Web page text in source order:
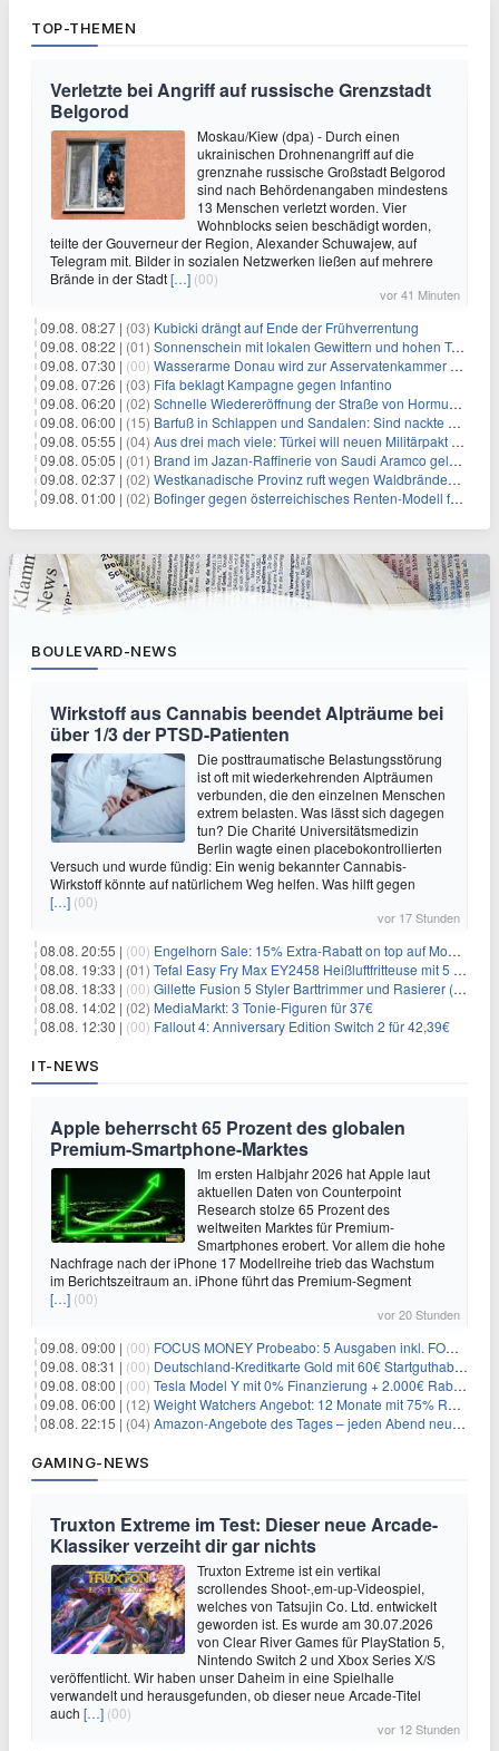
TOP-THEMEN
Verletzte bei Angriff auf russische Grenzstadt
Belgorod
Moskau/Kiew (dpa) - Durch einen
ukrainischen Drohnenangriff auf die
grenznahe russische Großstadt Belgorod
sind nach Behördenangaben mindestens
13 Menschen verletzt worden. Vier
Wohnblocks seien beschädigt worden,
teilte der Gouverneur der Region, Alexander Schuwajew, auf
Telegram mit. Bilder in sozialen Netzwerken ließen auf mehrere
Brände in der Stadt[…] (00)
vor 41 Minuten
09.08. 08:27 | (03) Kubicki drängt auf Ende der Frühverrentung
09.08. 08:22 | (01) Sonnenschein mit lokalen Gewittern und hohen Temperaturen
09.08. 07:30 | (00) Wasserarme Donau wird zur Asservatenkammer der Geschichte
09.08. 07:26 | (03) Fifa beklagt Kampagne gegen Infantino
09.08. 06:20 | (02) Schnelle Wiedereröffnung der Straße von Hormus ungewiss
09.08. 06:00 | (15) Barfuß in Schlappen und Sandalen: Sind nackte Füße eklig?
09.08. 05:55 | (04) Aus drei mach viele: Türkei will neuen Militärpakt erweitern
09.08. 05:05 | (01) Brand im Jazan-Raffinerie von Saudi Aramco gelöscht: Auswirkungen auf die Energiemärkte
09.08. 02:37 | (02) Westkanadische Provinz ruft wegen Waldbränden Notstand aus
09.08. 01:00 | (02) Bofinger gegen österreichisches Renten-Modell für Schwerarbeiter
BOULEVARD-NEWS
Wirkstoff aus Cannabis beendet Alpträume bei
über 1/3 der PTSD-Patienten
Die posttraumatische Belastungsstörung
ist oft mit wiederkehrenden Alpträumen
verbunden, die den einzelnen Menschen
extrem belasten. Was lässt sich dagegen
tun? Die Charité Universitätsmedizin
Berlin wagte einen placebokontrollierten
Versuch und wurde fündig: Ein wenig bekannter Cannabis-
Wirkstoff könnte auf natürlichem Weg helfen. Was hilft gegen
[…] (00)
vor 17 Stunden
08.08. 20:55 | (00) Engelhorn Sale: 15% Extra-Rabatt on top auf Mode- und Sport-Artikel
08.08. 19:33 | (01) Tefal Easy Fry Max EY2458 Heißluftfritteuse mit 5 Litern für 64,99€
08.08. 18:33 | (00) Gillette Fusion 5 Styler Barttrimmer und Rasierer (All in One) für 16€
08.08. 14:02 | (02) MediaMarkt: 3 Tonie-Figuren für 37€
08.08. 12:30 | (00) Fallout 4: Anniversary Edition Switch 2 für 42,39€
IT-NEWS
Apple beherrscht 65 Prozent des globalen
Premium-Smartphone-Marktes
Im ersten Halbjahr 2026 hat Apple laut
aktuellen Daten von Counterpoint
Research stolze 65 Prozent des
weltweiten Marktes für Premium-
Smartphones erobert. Vor allem die hohe
Nachfrage nach der iPhone 17 Modellreihe trieb das Wachstum
im Berichtszeitraum an. iPhone führt das Premium-Segment
[…] (00)
vor 20 Stunden
09.08. 09:00 | (00) FOCUS MONEY Probeabo: 5 Ausgaben inkl. FOCUS+ Zugang für 5€
09.08. 08:31 | (00) Deutschland-Kreditkarte Gold mit 60€ Startguthaben (45€ Gewinn)
09.08. 08:00 | (00) Tesla Model Y mit 0% Finanzierung + 2.000€ Rabatt für 38.970€
09.08. 06:00 | (12) Weight Watchers Angebot: 12 Monate mit 75% Rabatt ab 6,25€/Monat
08.08. 22:15 | (04) Amazon-Angebote des Tages – jeden Abend neue Deals zum Stöbern
GAMING-NEWS
Truxton Extreme im Test: Dieser neue Arcade-
Klassiker verzeiht dir gar nichts
Truxton Extreme ist ein vertikal
scrollendes Shoot-‚em-up-Videospiel,
welches von Tatsujin Co. Ltd. entwickelt
geworden ist. Es wurde am 30.07.2026
von Clear River Games für PlayStation 5,
Nintendo Switch 2 und Xbox Series X/S
veröffentlicht. Wir haben unser Daheim in eine Spielhalle
verwandelt und herausgefunden, ob dieser neue Arcade-Titel
auch […] (00)
vor 12 Stunden